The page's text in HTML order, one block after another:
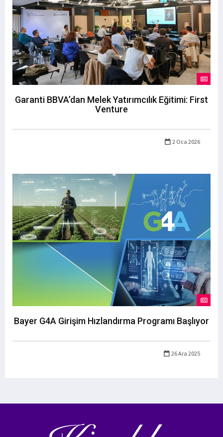
Garanti BBVA’dan Melek Yatırımcılık Eğitimi: First
Venture
2 Oca 2026
Bayer G4A Girişim Hızlandırma Programı Başlıyor
26 Ara 2025